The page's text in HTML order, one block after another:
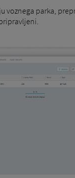
voznega parka,